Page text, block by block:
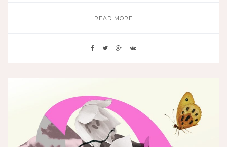
READ MORE